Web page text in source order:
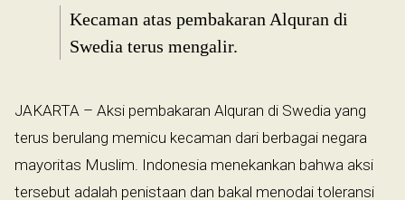
Kecaman atas pembakaran Alquran di
Swedia terus mengalir.
JAKARTA – Aksi pembakaran Alquran di Swedia yang
terus berulang memicu kecaman dari berbagai negara
mayoritas Muslim. Indonesia menekankan bahwa aksi
tersebut adalah penistaan dan bakal menodai toleransi